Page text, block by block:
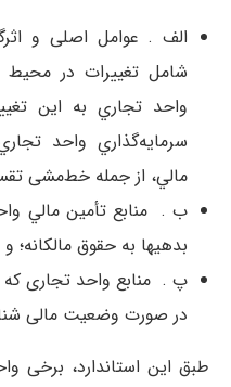
الف . عوامل اصلی و
شامل تغييرات در محيط
واحد تجاري به این
سرمايه‌گذاري واحد
مالي، از جمله خط‌مشی
ب . منابع تأمين مالي
بدهيها به حقوق مالکانه؛ و
پ . منابع واحد تجاری که
در صورت وضعیت مالی
طبق این استاندارد، برخی